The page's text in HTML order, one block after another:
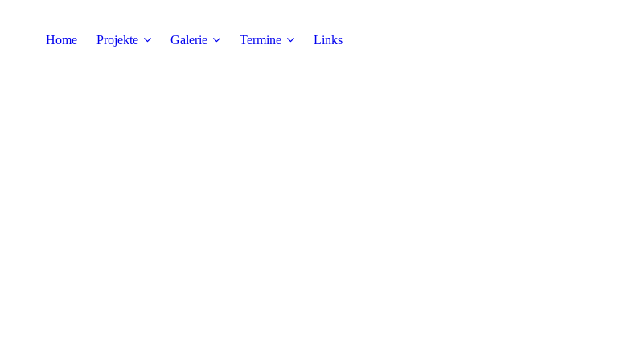
Home Projekte Galerie Termine Links